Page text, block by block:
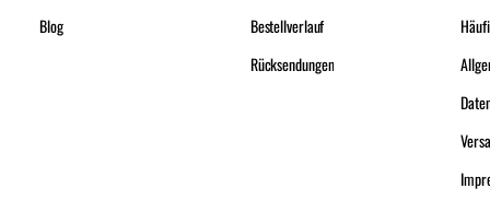
Blog
Bestellverlauf
Rücksendungen